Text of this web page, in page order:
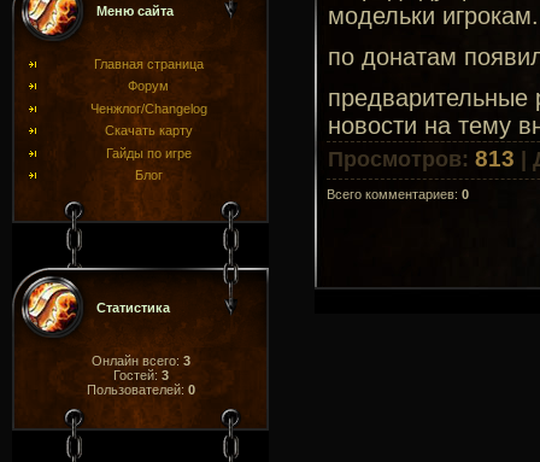
Меню сайта
Главная страница
Форум
Ченжлог/Changelog
Скачать карту
Гайды по игре
Блог
Статистика
Онлайн всего: 3
Гостей: 3
Пользователей: 0
модельки игрокам.
по донатам
предварительные
новости на тему
Просмотров: 813
Всего комментариев: 0